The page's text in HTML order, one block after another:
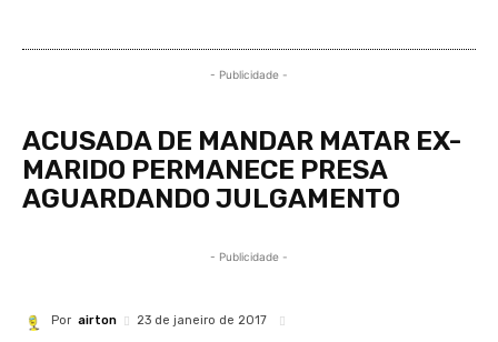
- Publicidade -
ACUSADA DE MANDAR MATAR EX-
MARIDO PERMANECE PRESA
AGUARDANDO JULGAMENTO
- Publicidade -
Por airton 23 de janeiro de 2017